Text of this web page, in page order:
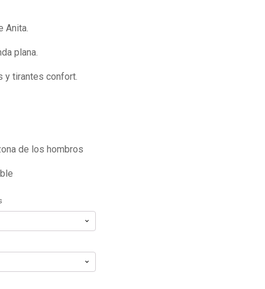
Anita.
plana.
y tirantes confort.
de los hombros